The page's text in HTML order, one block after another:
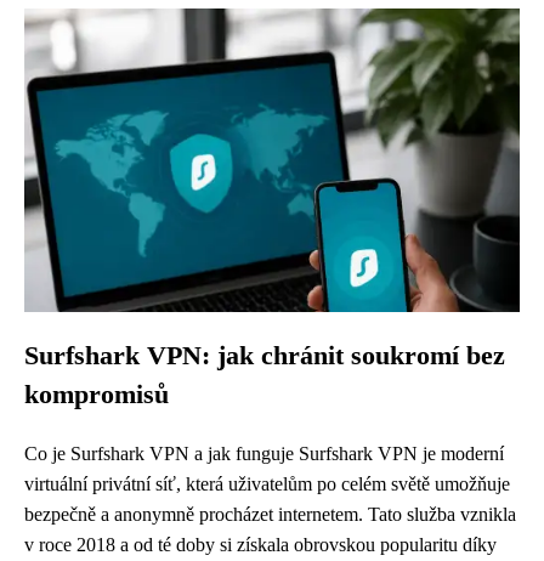
Surfshark VPN: jak chránit soukromí bez
kompromisů
Co je Surfshark VPN a jak funguje Surfshark VPN je moderní
virtuální privátní síť, která uživatelům po celém světě umožňuje
bezpečně a anonymně procházet internetem. Tato služba vznikla
v roce 2018 a od té doby si získala obrovskou popularitu díky